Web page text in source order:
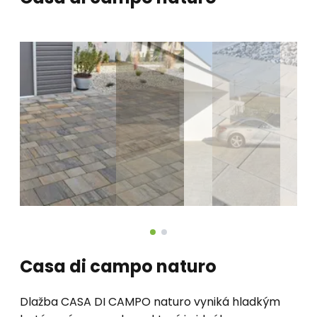
Casa di campo naturo
Dlažba CASA DI CAMPO naturo vyniká hladkým